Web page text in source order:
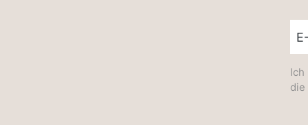
Ich
die